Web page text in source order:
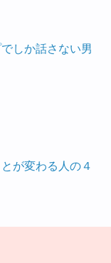
しか話さない男
が変わる人の４